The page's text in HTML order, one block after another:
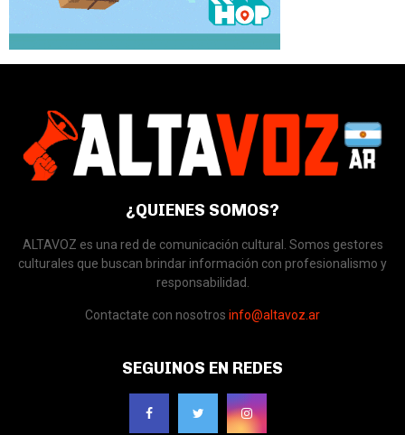
¿QUIENES SOMOS?
ALTAVOZ es una red de comunicación cultural. Somos gestores
culturales que buscan brindar información con profesionalismo y
responsabilidad.
Contactate con nosotros info@altavoz.ar
SEGUINOS EN REDES